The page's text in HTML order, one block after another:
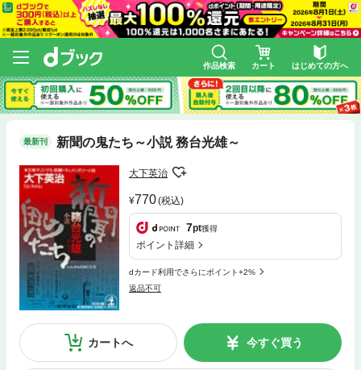
作品検索 カート はじめての方へ
最新刊 新聞の鬼たち～小説 務台光雄～
大下英治
770(税込)
7pt獲得
ポイント詳細
dカード利用でさらにポイント+2%
返品不可
カートへ 今すぐ買う